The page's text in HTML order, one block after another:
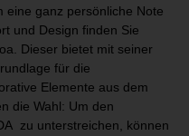
eine ganz persönliche Note
und Design finden Sie
Dieser bietet mit seiner
für die
Elemente aus dem
die Wahl: Um den
zu unterstreichen, können